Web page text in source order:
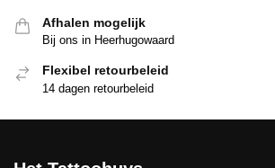
Afhalen mogelijk
Bij ons in Heerhugowaard
Flexibel retourbeleid
14 dagen retourbeleid